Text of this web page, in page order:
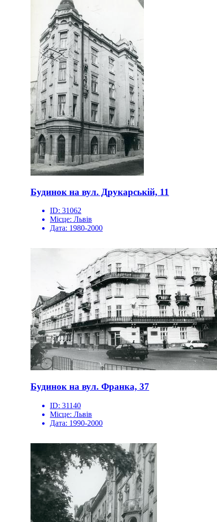
Будинок на вул. Друкарській, 11
ID: 31062
Місце: Львів
Дата: 1980-2000
Будинок на вул. Франка, 37
ID: 31140
Місце: Львів
Дата: 1990-2000